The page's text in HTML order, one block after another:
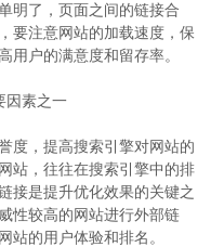
明了，页面之间的链接合
要注意网站的加载速度，保
用户的满意度和留存率。
因素之一
度，提高搜索引擎对网站的
站，往往在搜索引擎中的排
接是提升优化效果的关键之
性较高的网站进行外部链
站的用户体验和排名。